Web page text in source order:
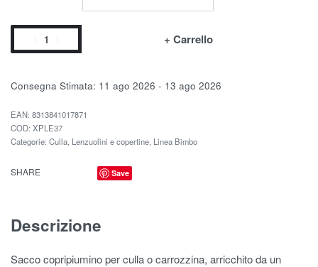
+ Carrello
Consegna Stimata: 11 ago 2026 - 13 ago 2026
EAN: 8313841017871
XPLE37
Categorie: Culla Lenzuolini e copertine Linea Bimbo
SHARE Save
Descrizione
Sacco copripiumino per culla o carrozzina, arricchito da un